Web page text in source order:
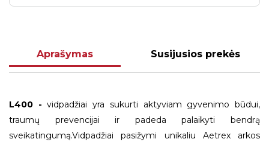
Aprašymas Susijusios prekės
L400 -vidpadžiai yra sukurti aktyviam gyvenimo būdui,
traumų prevencijai ir padeda palaikyti bendrą
sveikatingumą.Vidpadžiai pasižymi unikaliu Aetrex arkos